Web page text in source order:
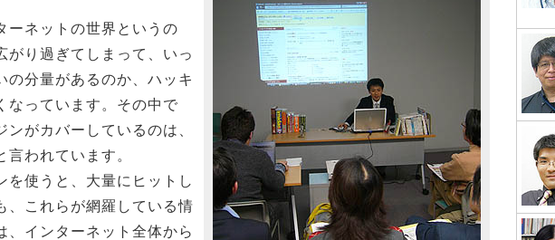
ネットの世界というの
がり過ぎてしまって、いっ
の分量があるのか、ハッキ
なっています。その中で
ンがカバーしているのは、
言われています。
使うと、大量にヒットし
、これらが網羅している情
、インターネット全体から